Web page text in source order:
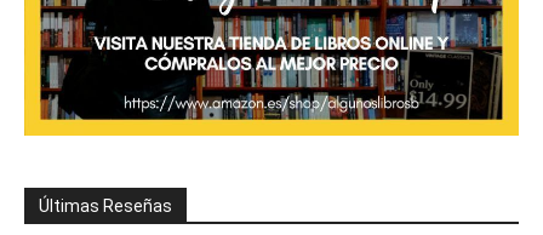
Últimas Reseñas